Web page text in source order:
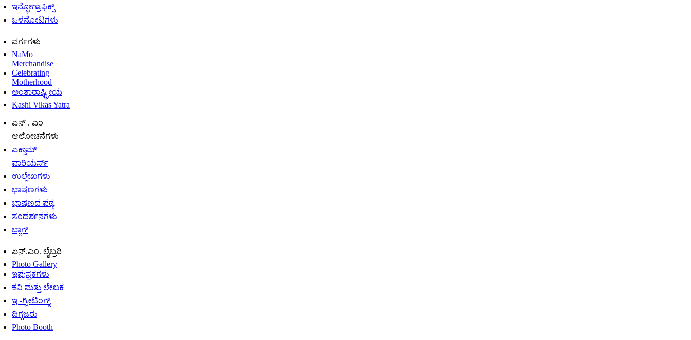
ಇನ್ಫೋಗ್ರಾಫಿಕ್ಸ್
ಒಳನೋಟಗಳು
ವರ್ಗಗಳು
NaMo
Merchandise
Celebrating
Motherhood
ಅಂತಾರಾಷ್ಟ್ರೀಯ
Kashi Vikas Yatra
ಎನ್ . ಎಂ
ಆಲೋಚನೆಗಳು
ಎಕ್ಸಾಮ್
ವಾರಿಯರ್ಸ್
ಉಲ್ಲೇಖಗಳು
ಭಾಷಣಗಳು
ಭಾಷಣದ ಪಠ್ಯ
ಸಂದರ್ಶನಗಳು
ಬ್ಲಾಗ್
ಏನ್.ಎಂ. ಲೈಬ್ರರಿ
Photo Gallery
ಇಪುಸ್ತಕಗಳು
ಕವಿ ಮತ್ತು ಲೇಖಕ
ಇ -ಗ್ರೀಟಿಂಗ್ಸ್
ದಿಗ್ಗಜರು
Photo Booth